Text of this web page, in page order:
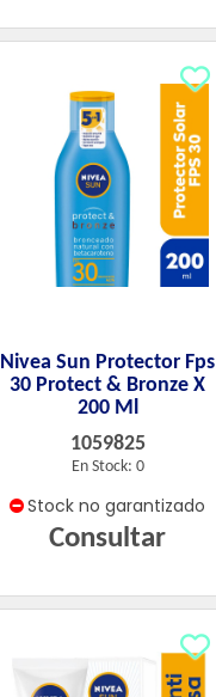
Nivea Sun Protector Fps
30 Protect & Bronze X
200 Ml
1059825
En Stock: 0
Stock no garantizado
Consultar